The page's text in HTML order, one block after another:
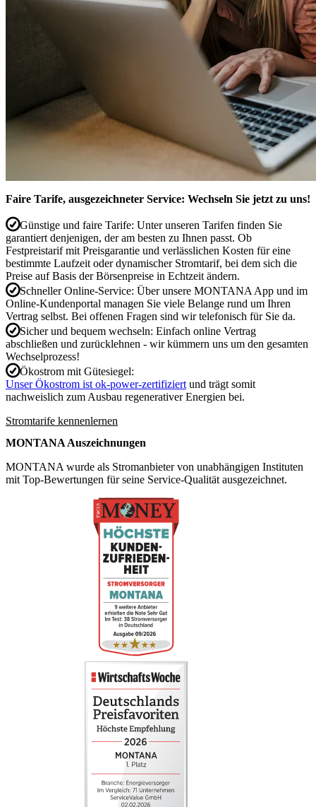
Faire Tarife, ausgezeichneter Service: Wechseln Sie jetzt zu uns!
Günstige und faire Tarife: Unter unseren Tarifen finden Sie
garantiert denjenigen, der am besten zu Ihnen passt. Ob
Festpreistarif mit Preisgarantie und verlässlichen Kosten für eine
bestimmte Laufzeit oder dynamischer Stromtarif, bei dem sich die
Preise auf Basis der Börsenpreise in Echtzeit ändern.
Schneller Online-Service: Über unsere MONTANA App und im
Online-Kundenportal managen Sie viele Belange rund um Ihren
Vertrag selbst. Bei offenen Fragen sind wir telefonisch für Sie da.
Sicher und bequem wechseln: Einfach online Vertrag
abschließen und zurücklehnen - wir kümmern uns um den gesamten
Wechselprozess!
Ökostrom mit Gütesiegel:
Unser Ökostrom ist ok-power-zertifiziert und trägt somit
nachweislich zum Ausbau regenerativer Energien bei.
Stromtarife kennenlernen
MONTANA Auszeichnungen
MONTANA wurde als Stromanbieter von unabhängigen Instituten
mit Top-Bewertungen für seine Service-Qualität ausgezeichnet.